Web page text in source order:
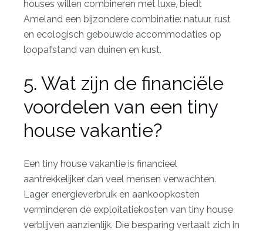
houses willen combineren met luxe, biedt
Ameland een bijzondere combinatie: natuur, rust
en ecologisch gebouwde accommodaties op
loopafstand van duinen en kust.
5. Wat zijn de financiële
voordelen van een tiny
house vakantie?
Een tiny house vakantie is financieel
aantrekkelijker dan veel mensen verwachten.
Lager energieverbruik en aankoopkosten
verminderen de exploitatiekosten van tiny house
verblijven aanzienlijk. Die besparing vertaalt zich in